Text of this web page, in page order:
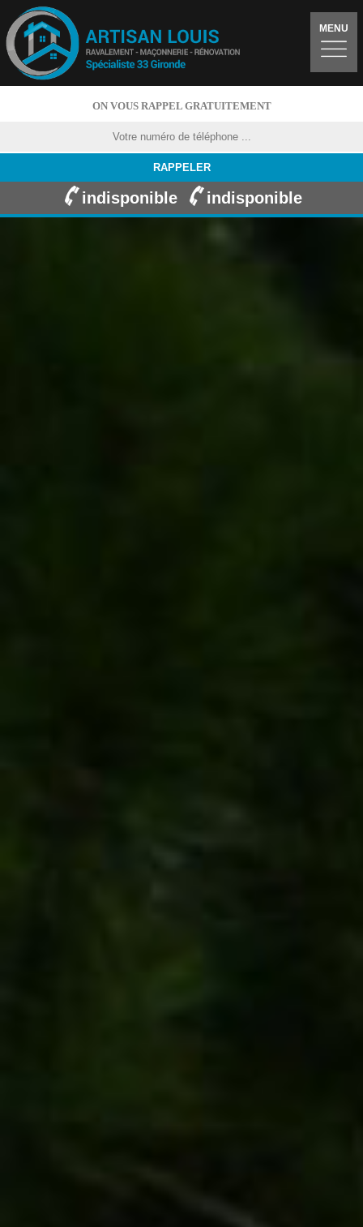
MENU
ON VOUS RAPPEL GRATUITEMENT
indisponible indisponible